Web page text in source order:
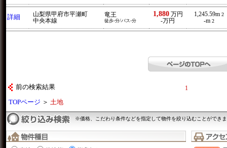
詳細
山梨県甲府市平瀬町
中央本線
竜王
徒歩-分/バス-分
1,880万円
-万円
1,245.59m 2
-m 2
前の検索結果 1
TOPページ ＞ 土地
※価格、こだわり条件などを指定して物件を絞り込むことができ